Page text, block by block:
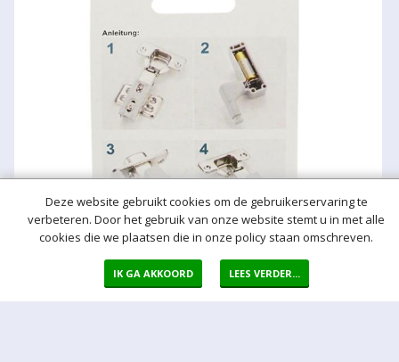
Deze website gebruikt cookies om de gebruikerservaring te
verbeteren. Door het gebruik van onze website stemt u in met alle
cookies die we plaatsen die in onze policy staan omschreven.
IK GA AKKOORD LEES VERDER...